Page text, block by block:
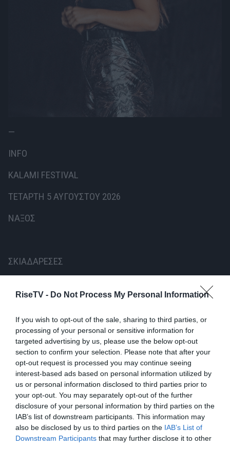
RiseTV - Do Not Process My Personal Information
If you wish to opt-out of the sale, sharing to third parties, or
processing of your personal or sensitive information for
targeted advertising by us, please use the below opt-out
section to confirm your selection. Please note that after your
opt-out request is processed you may continue seeing
interest-based ads based on personal information utilized by
us or personal information disclosed to third parties prior to
your opt-out. You may separately opt-out of the further
disclosure of your personal information by third parties on the
IAB’s list of downstream participants. This information may
also be disclosed by us to third parties on the IAB’s List of
Downstream Participants that may further disclose it to other
—
INFO
KALAMI FESTIVAL
ΤΕΤΑΡΤΗ 5 ΑΥΓΟΥΣΤΟΥ 2026
ΝΑΞΟΣ
ΣΚΙΑΔΑΡΕΣΕΣ
Παραγωγή: ApolloMuse Productions
Επιμέλεια ήχου: Κωνσταντίνος Χαϊκάλης
Επιμέλεια φωτισμού: Γιώργος Κασσάκος
Τοποθεσία:Μικρή Βίγλα Νάξος
https://maps.app.goo.gl/Gigfhc6c6TKr8WCZA )